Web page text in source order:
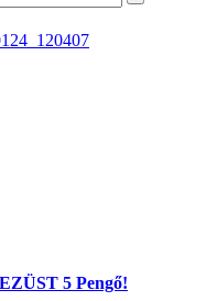
5 Pengő!